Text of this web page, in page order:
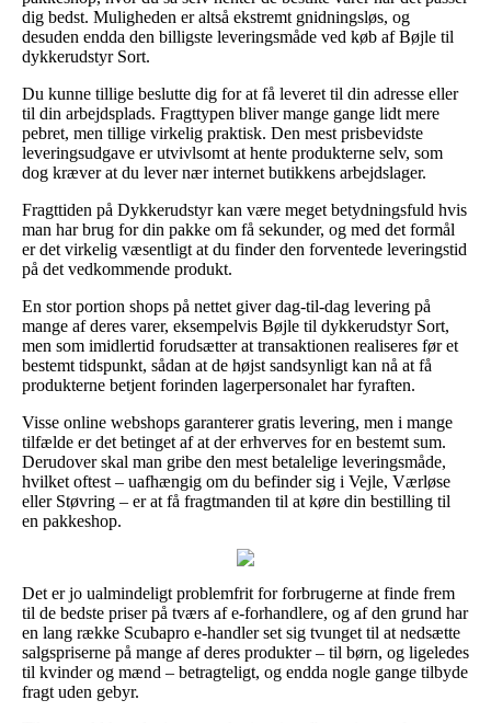
dig bedst. Muligheden er altså ekstremt gnidningsløs, og
desuden endda den billigste leveringsmåde ved køb af Bøjle til
dykkerudstyr Sort.
Du kunne tillige beslutte dig for at få leveret til din adresse eller
til din arbejdsplads. Fragttypen bliver mange gange lidt mere
pebret, men tillige virkelig praktisk. Den mest prisbevidste
leveringsudgave er utvivlsomt at hente produkterne selv, som
dog kræver at du lever nær internet butikkens arbejdslager.
Fragttiden på Dykkerudstyr kan være meget betydningsfuld hvis
man har brug for din pakke om få sekunder, og med det formål
er det virkelig væsentligt at du finder den forventede leveringstid
på det vedkommende produkt.
En stor portion shops på nettet giver dag-til-dag levering på
mange af deres varer, eksempelvis Bøjle til dykkerudstyr Sort,
men som imidlertid forudsætter at transaktionen realiseres før et
bestemt tidspunkt, sådan at de højst sandsynligt kan nå at få
produkterne betjent forinden lagerpersonalet har fyraften.
Visse online webshops garanterer gratis levering, men i mange
tilfælde er det betinget af at der erhverves for en bestemt sum.
Derudover skal man gribe den mest betalelige leveringsmåde,
hvilket oftest – uafhængig om du befinder sig i Vejle, Værløse
eller Støvring – er at få fragtmanden til at køre din bestilling til
en pakkeshop.
Det er jo ualmindeligt problemfrit for forbrugerne at finde frem
til de bedste priser på tværs af e-forhandlere, og af den grund har
en lang række Scubapro e-handler set sig tvunget til at nedsætte
salgspriserne på mange af deres produkter – til børn, og ligeledes
til kvinder og mænd – betragteligt, og endda nogle gange tilbyde
fragt uden gebyr.